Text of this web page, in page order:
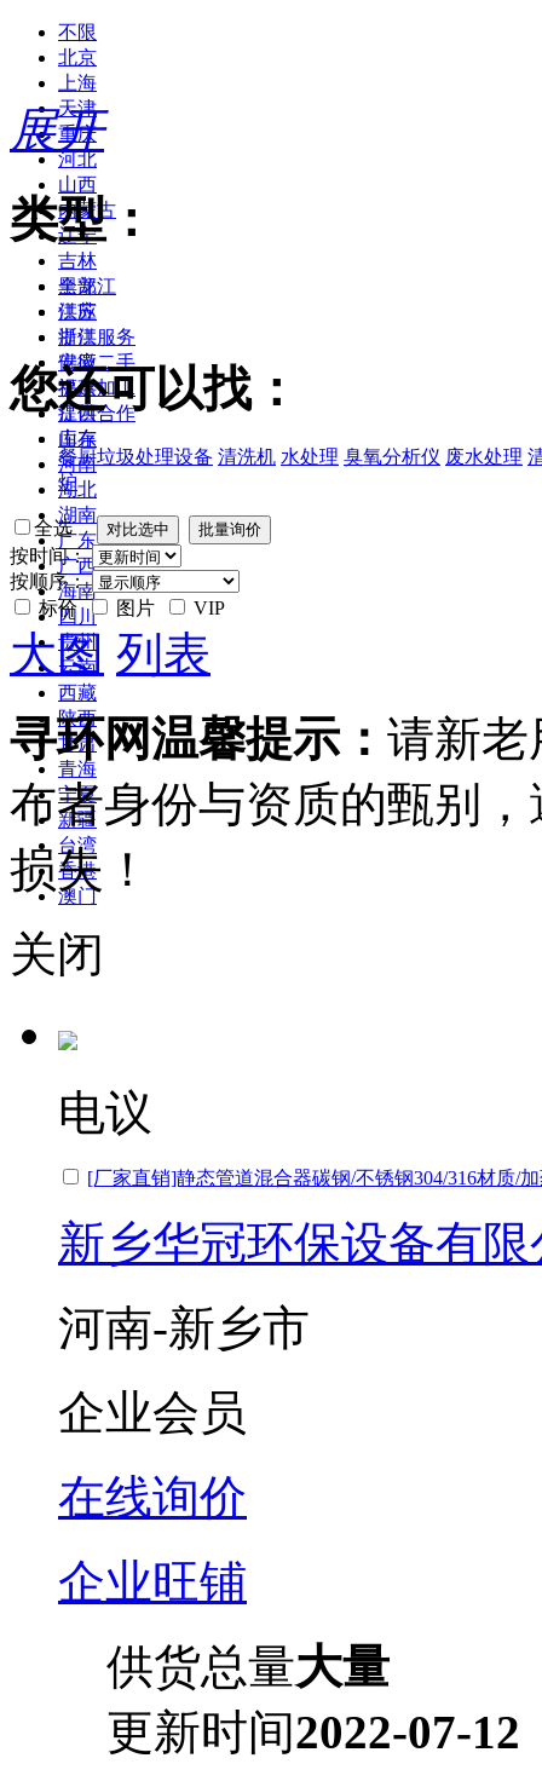
不限
北京
上海
天津
重庆
河北
山西
内蒙古
辽宁
吉林
黑龙江
江苏
浙江
安徽
福建
江西
山东
河南
湖北
湖南
广东
广西
海南
四川
贵州
云南
西藏
陕西
甘肃
青海
宁夏
新疆
台湾
香港
澳门
展开
类型：
全部
供应
提供服务
供应二手
提供加工
提供合作
库存
您还可以找：
餐厨垃圾处理设备 清洗机 水处理 臭氧分析仪 废水处理
炉
全选
按时间：
按顺序：
标价
图片 VIP
大图 列表
寻环网温馨提示： 请新老
布者身份与资质的甄别
损失！
关闭
电议
[厂家直销]静态管道混合器碳钢/不锈钢304/316材质/
新乡华冠环保设备有限
河南-新乡市
企业会员
在线询价
企业旺铺
供货总量大量
更新时间2022-07-12